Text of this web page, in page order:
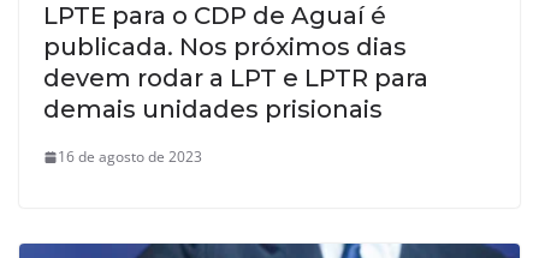
LPTE para o CDP de Aguaí é
publicada. Nos próximos dias
devem rodar a LPT e LPTR para
demais unidades prisionais
16 de agosto de 2023